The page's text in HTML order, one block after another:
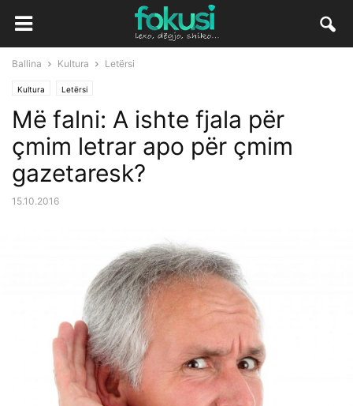
Ballina Kultura Letërsi
Kultura Letërsi
Më falni: A ishte fjala për
çmim letrar apo për çmim
gazetaresk?
15.10.2016